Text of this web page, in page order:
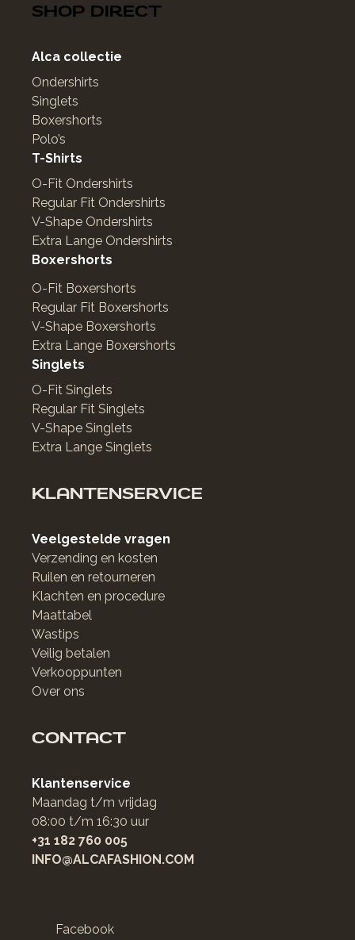
SHOP DIRECT
Alca collectie
Ondershirts
Singlets
Boxershorts
Polo’s
T-Shirts
O-Fit Ondershirts
Regular Fit Ondershirts
V-Shape Ondershirts
Extra Lange Ondershirts
Boxershorts
O-Fit Boxershorts
Regular Fit Boxershorts
V-Shape Boxershorts
Extra Lange Boxershorts
Singlets
O-Fit Singlets
Regular Fit Singlets
V-Shape Singlets
Extra Lange Singlets
KLANTENSERVICE
Veelgestelde vragen
Verzending en kosten
Ruilen en retourneren
Klachten en procedure
Maattabel
Wastips
Veilig betalen
Verkooppunten
Over ons
CONTACT
Klantenservice
Maandag t/m vrijdag
08:00 t/m 16:30 uur
+31 182 760 005
INFO@ALCAFASHION.COM
Facebook